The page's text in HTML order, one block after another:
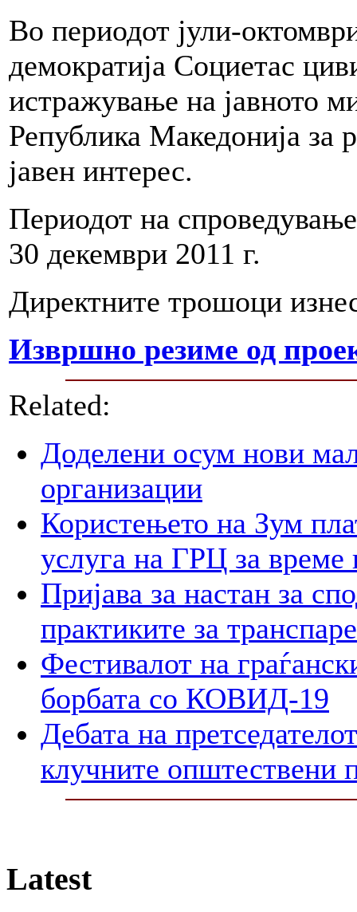
Во периодот јули-
демократија Социетас
истражување на јавното
Република Македонија за
јавен интерес.
Периодот на
30 декември 2011 г.
Директните трошоци
Извршно резиме од
Related:
Доделени осум нови
организации
Користењето на Зум
услуга на ГРЦ за време
Пријава за настан за
практиките за
Фестивалот на
борбата со КОВИД-19
Дебата на
клучните општествени
Latest